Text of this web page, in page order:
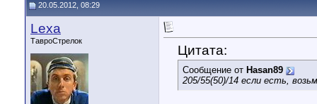
20.05.2012, 08:29
Lexa
ТавроСтрелок
Цитата:
Сообщение от Hasan89
205/55(50)/14 если есть,